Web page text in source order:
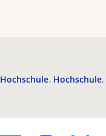
Hochschule Hochschule